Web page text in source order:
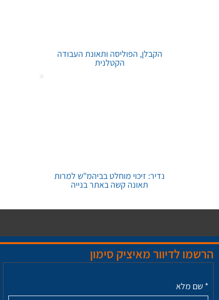
הקבלן, הפוליסה ותאונת העבודה
הקטלנית
נדיר: זיכוי מוחלט בביהמ"ש למרות
תאונה קשה באתר בנייה
הרשמו לדיוור מאיציק סימון
* שם מלא